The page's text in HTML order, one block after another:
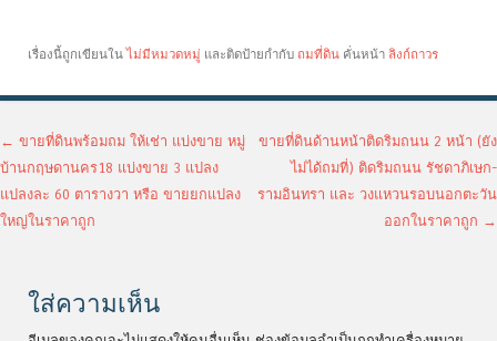
เรื่องนี้ถูกเขียนในไม่มีหมวดหมู่ และติดป้ายกำกับ ถมที่ดิน คั่นหน้า ลิงก์ถาวร
เมนูนำทางเรื่อง
← ขายที่ดินพร้อมถม ให้เช่า แบ่งขาย หมู่
บ้านกฤษดานคร18 แบ่งขาย 3 แปลง
แปลงละ 60 ตารางวา หรือ ขายยกแปลง
ใหญ่ในราคาถูก
ขายที่ดินด้านหน้าติดริมถนน 2 หน้า (ยัง
ไม่ได้ถมที่) ติดริมถนน รัชดาภิเษก-
รามอินทรา และ วงแหวนรอบนอกตะวัน
ออกในราคาถูก →
ใส่ความเห็น